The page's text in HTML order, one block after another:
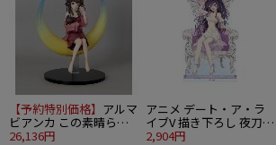
【予約特別価格】 アルマ
ビアンカ この素晴らし
い世界に爆焔を！ 1/7 め
26,136円
アニメ デート・ア・ラ
イブV 描き下ろし 夜刀神
十香 プリンセス玉座ver.
2,904円